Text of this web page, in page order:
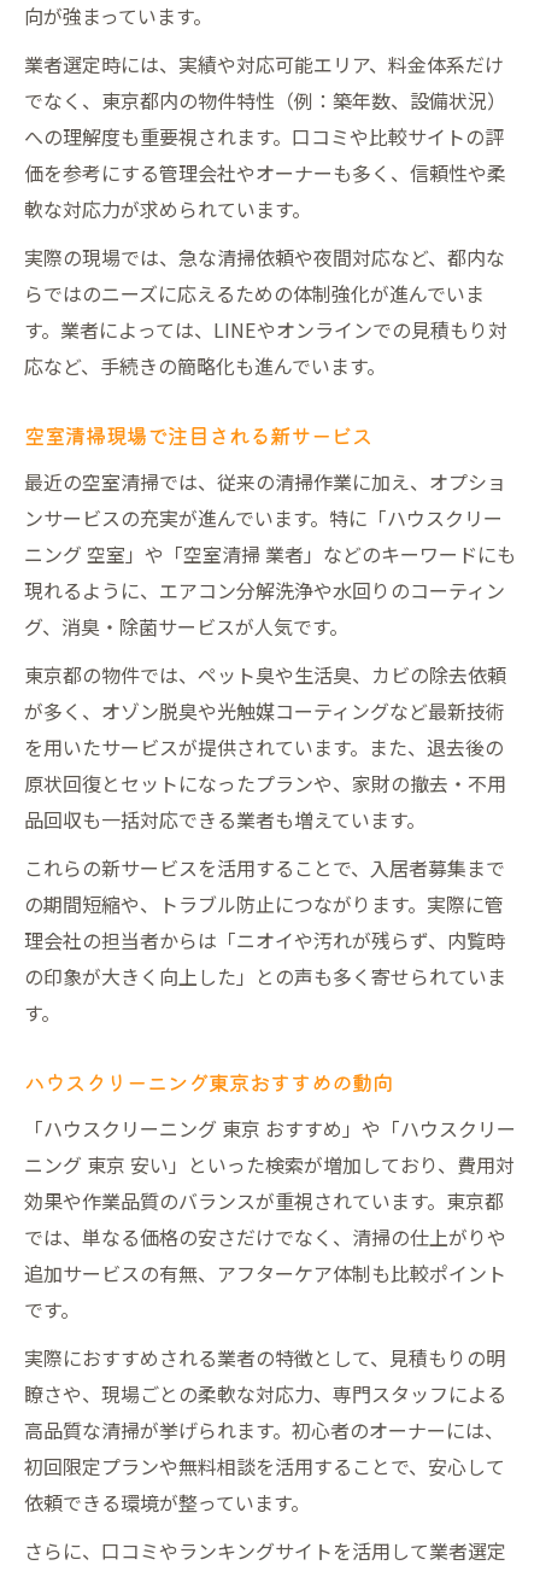
向が強まっています。
業者選定時には、実績や対応可能エリア、料金体系だけ
でなく、東京都内の物件特性（例：築年数、設備状況）
への理解度も重要視されます。口コミや比較サイトの評
価を参考にする管理会社やオーナーも多く、信頼性や柔
軟な対応力が求められています。
実際の現場では、急な清掃依頼や夜間対応など、都内な
らではのニーズに応えるための体制強化が進んでいま
す。業者によっては、LINEやオンラインでの見積もり対
応など、手続きの簡略化も進んでいます。
空室清掃現場で注目される新サービス
最近の空室清掃では、従来の清掃作業に加え、オプショ
ンサービスの充実が進んでいます。特に「ハウスクリー
ニング 空室」や「空室清掃 業者」などのキーワードにも
現れるように、エアコン分解洗浄や水回りのコーティン
グ、消臭・除菌サービスが人気です。
東京都の物件では、ペット臭や生活臭、カビの除去依頼
が多く、オゾン脱臭や光触媒コーティングなど最新技術
を用いたサービスが提供されています。また、退去後の
原状回復とセットになったプランや、家財の撤去・不用
品回収も一括対応できる業者も増えています。
これらの新サービスを活用することで、入居者募集まで
の期間短縮や、トラブル防止につながります。実際に管
理会社の担当者からは「ニオイや汚れが残らず、内覧時
の印象が大きく向上した」との声も多く寄せられていま
す。
ハウスクリーニング東京おすすめの動向
「ハウスクリーニング 東京 おすすめ」や「ハウスクリー
ニング 東京 安い」といった検索が増加しており、費用対
効果や作業品質のバランスが重視されています。東京都
では、単なる価格の安さだけでなく、清掃の仕上がりや
追加サービスの有無、アフターケア体制も比較ポイント
です。
実際におすすめされる業者の特徴として、見積もりの明
瞭さや、現場ごとの柔軟な対応力、専門スタッフによる
高品質な清掃が挙げられます。初心者のオーナーには、
初回限定プランや無料相談を活用することで、安心して
依頼できる環境が整っています。
さらに、口コミやランキングサイトを活用して業者選定